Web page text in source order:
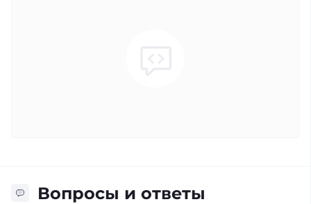
Вопросы и ответы